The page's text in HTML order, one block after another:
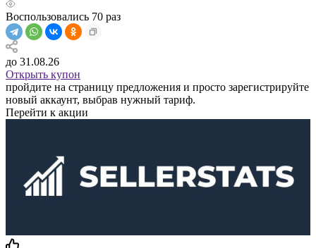
Воспользовались 70 раз
до 31.08.26
Открыть купон
пройдите на страницу предложения и просто зарегистрируйте
новый аккаунт, выбрав нужный тариф.
Перейти к акции